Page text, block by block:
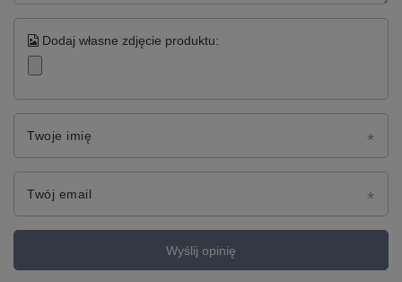
Dodaj własne zdjęcie produktu:
Twoje imię
Twój email
Wyślij opinię